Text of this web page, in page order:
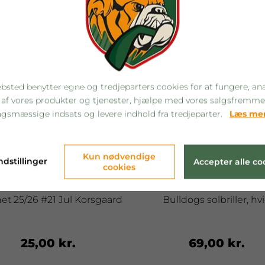
25/26 #21 Jul Korsgaard
25,00 kr.
Bulldogs solbriller,
69,00 kr.
benytter egne og tredjeparters cookies for at fungere,
vores produkter og tjenester, hjælpe med vores
indsats og levere indhold fra tredjeparter. Læs
Kun nødvendige
cookies
Accepter alle